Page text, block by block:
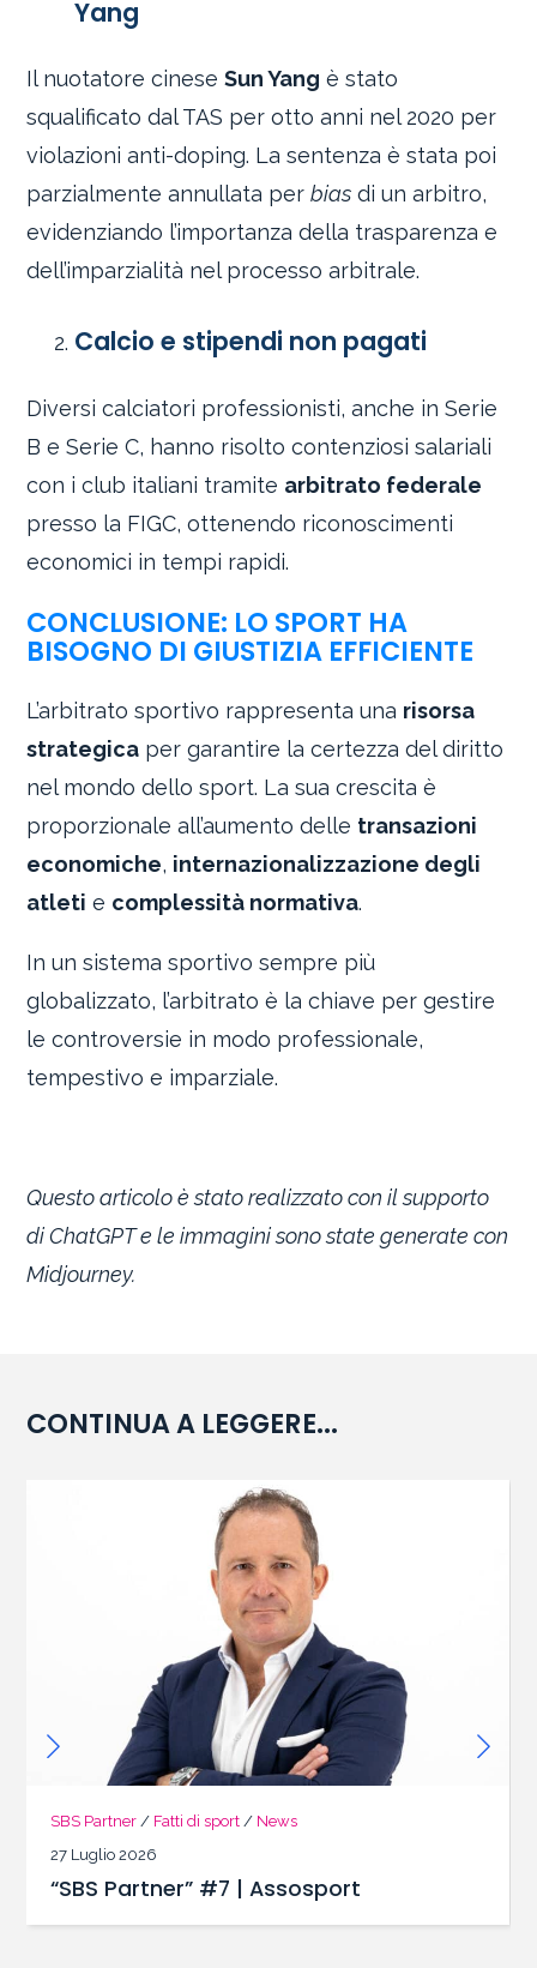
Yang
Il nuotatore cineseSun Yang è stato
squalificato dal TAS per otto anni nel 2020 per
violazioni anti-doping. La sentenza è stata poi
parzialmente annullata perbias di un arbitro,
evidenziando l’importanza della trasparenza e
dell’imparzialità nel processo arbitrale.
Calcio e stipendi non pagati
Diversi calciatori professionisti, anche in Serie
B e Serie C, hanno risolto contenziosi salariali
con i club italiani tramite arbitrato federale
presso la FIGC, ottenendo riconoscimenti
economici in tempi rapidi.
CONCLUSIONE: LO SPORT HA
BISOGNO DI GIUSTIZIA EFFICIENTE
L’arbitrato sportivo rappresenta una risorsa
strategica per garantire la certezza del diritto
nel mondo dello sport. La sua crescita è
proporzionale all’aumento delle transazioni
economiche, internazionalizzazione degli
atleti e complessità normativa.
In un sistema sportivo sempre più
globalizzato, l’arbitrato è la chiave per gestire
le controversie in modo professionale,
tempestivo e imparziale.
Questo articolo è stato realizzato con il supporto
di ChatGPT e le immagini sono state generate con
Midjourney.
CONTINUA A LEGGERE...
SBS Partner / Fatti di sport / News
27 Luglio 2026
“SBS Partner” #7 | Assosport